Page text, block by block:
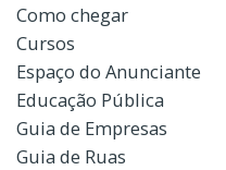
Como chegar
Cursos
Espaço do Anunciante
Educação Pública
Guia de Empresas
Guia de Ruas